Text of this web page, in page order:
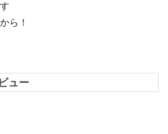
ら！
ュー